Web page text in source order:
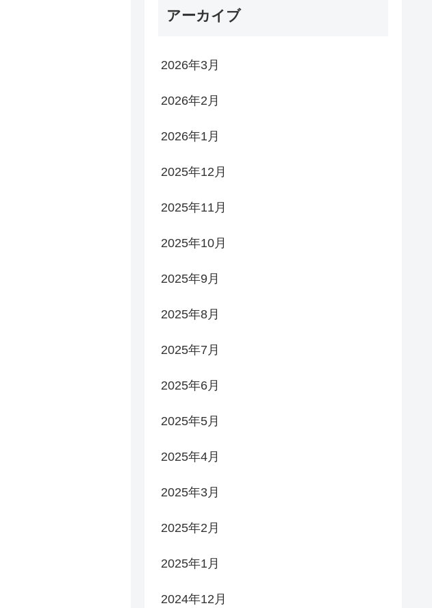
アーカイブ
2026年3月
2026年2月
2026年1月
2025年12月
2025年11月
2025年10月
2025年9月
2025年8月
2025年7月
2025年6月
2025年5月
2025年4月
2025年3月
2025年2月
2025年1月
2024年12月